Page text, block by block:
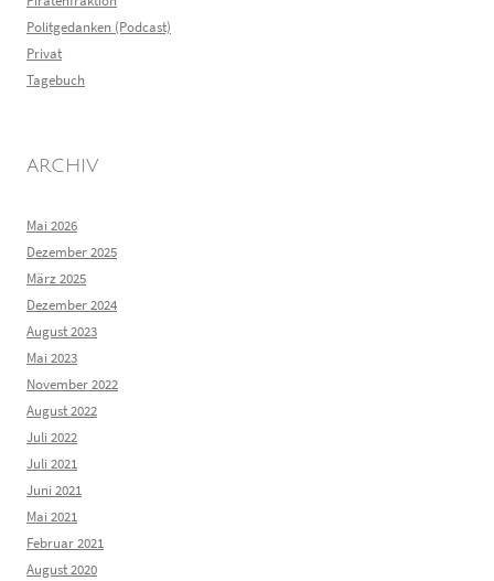
Politgedanken (Podcast)
Privat
Tagebuch
ARCHIV
Mai 2026
Dezember 2025
März 2025
Dezember 2024
August 2023
Mai 2023
November 2022
August 2022
Juli 2022
Juli 2021
Juni 2021
Mai 2021
Februar 2021
August 2020